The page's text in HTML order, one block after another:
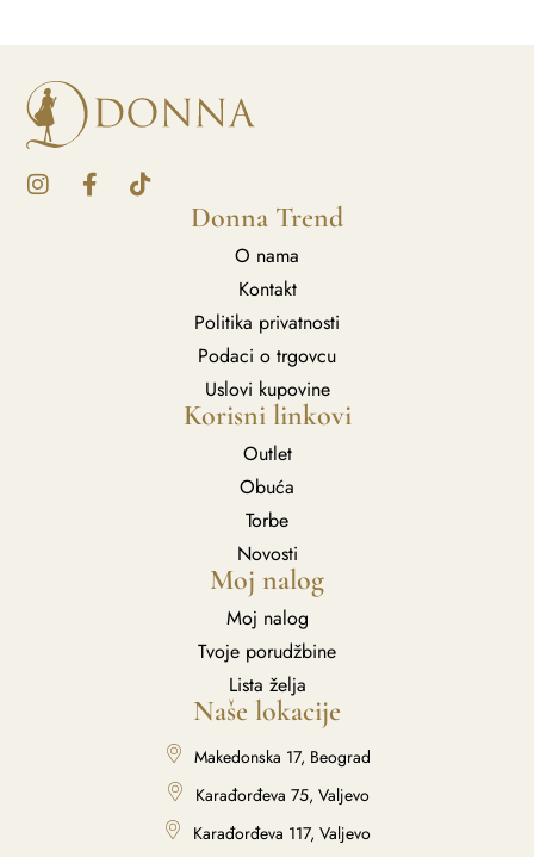
Donna Trend
O nama
Kontakt
Politika privatnosti
Podaci o trgovcu
Uslovi kupovine
Korisni linkovi
Outlet
Obuća
Torbe
Novosti
Moj nalog
Moj nalog
Tvoje porudžbine
Lista želja
Naše lokacije
Makedonska 17, Beograd
Karađorđeva 75, Valjevo
Karađorđeva 117, Valjevo